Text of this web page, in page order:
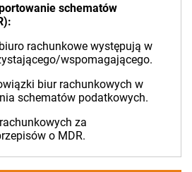
schematów
rachunkowe występują w
wspomagającego.
biur rachunkowych w
schematów podatkowych.
za
o MDR.